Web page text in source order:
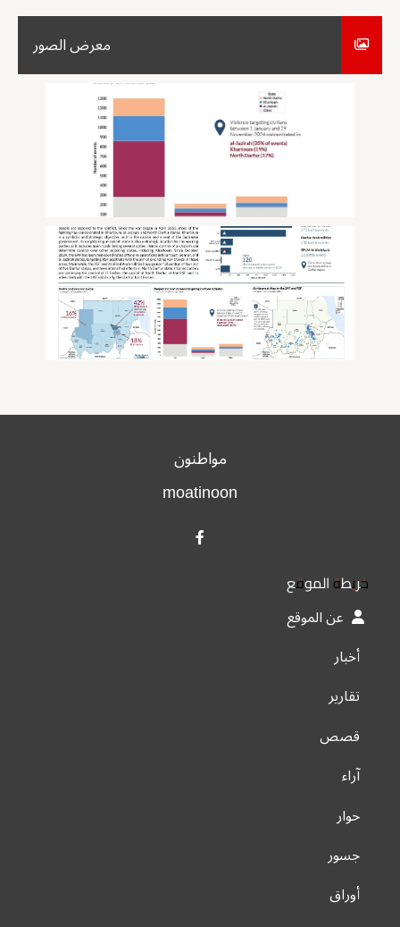
معرض الصور
مواطنون
moatinoon
خريطة الموقع
عن الموقع
أخبار
تقارير
قصص
آراء
حوار
جسور
أوراق